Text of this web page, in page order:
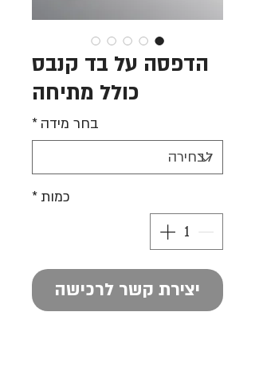
הדפסה על בד קנבס
כולל מתיחה
בחר מידה *
כמות *
יצירת קשר לרכישה